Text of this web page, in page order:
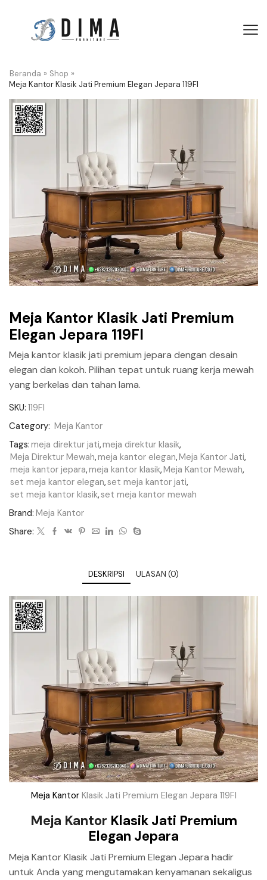
Beranda » Shop »
Meja Kantor Klasik Jati Premium Elegan Jepara 119FI
Meja Kantor Klasik Jati Premium
Elegan Jepara 119FI
Meja kantor klasik jati premium jepara dengan desain
elegan dan kokoh. Pilihan tepat untuk ruang kerja mewah
yang berkelas dan tahan lama.
SKU: 119FI
Category: Meja Kantor
Tags:meja direktur jati,meja direktur klasik,
Meja Direktur Mewah,meja kantor elegan,Meja Kantor Jati,
meja kantor jepara,meja kantor klasik,Meja Kantor Mewah,
set meja kantor elegan,set meja kantor jati,
set meja kantor klasik,set meja kantor mewah
Brand: Meja Kantor
Share:
DESKRIPSI ULASAN (0)
Meja KantorKlasik Jati Premium Elegan Jepara 119FI
Meja Kantor Klasik Jati Premium
Elegan Jepara
Meja Kantor Klasik Jati Premium Elegan Jepara hadir
untuk Anda yang mengutamakan kenyamanan sekaligus